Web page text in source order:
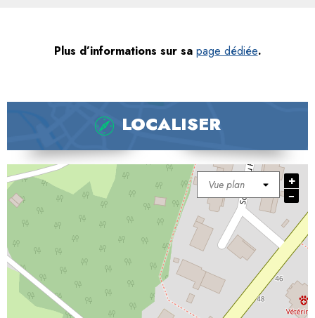
Plus d’informations sur sa page dédiée.
LOCALISER
+
−